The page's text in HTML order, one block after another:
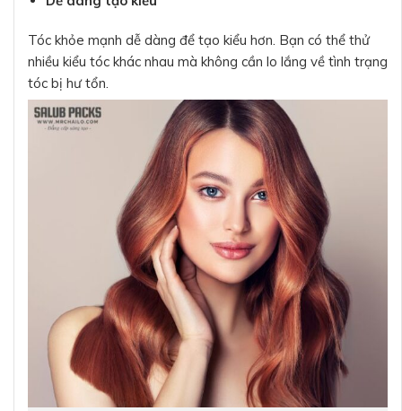
Tóc khỏe mạnh dễ dàng để tạo kiểu hơn. Bạn có thể thử
nhiều kiểu tóc khác nhau mà không cần lo lắng về tình trạng
tóc bị hư tổn.